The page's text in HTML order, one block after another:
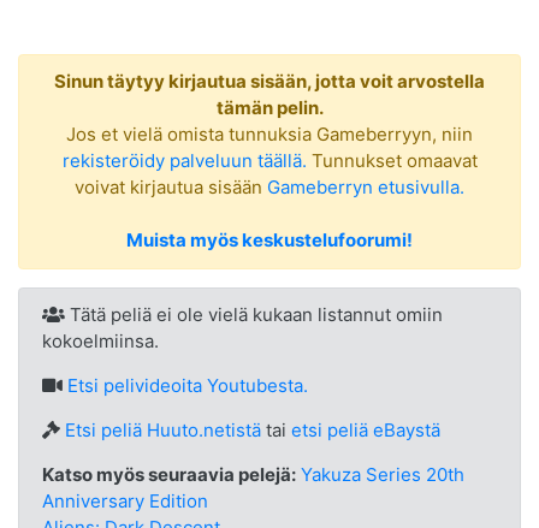
Sinun täytyy kirjautua sisään, jotta voit arvostella
tämän pelin.
Jos et vielä omista tunnuksia Gameberryyn, niin
rekisteröidy palveluun täällä. Tunnukset omaavat
voivat kirjautua sisään Gameberryn etusivulla.
Muista myös keskustelufoorumi!
Tätä peliä ei ole vielä kukaan listannut omiin
kokoelmiinsa.
Etsi pelivideoita Youtubesta.
Etsi peliä Huuto.netistätai etsi peliä eBaystä
Katso myös seuraavia pelejä: Yakuza Series 20th
Anniversary Edition